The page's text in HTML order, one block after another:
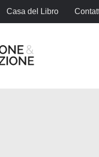
Casa del Libro